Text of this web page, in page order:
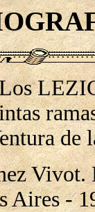
Aires -